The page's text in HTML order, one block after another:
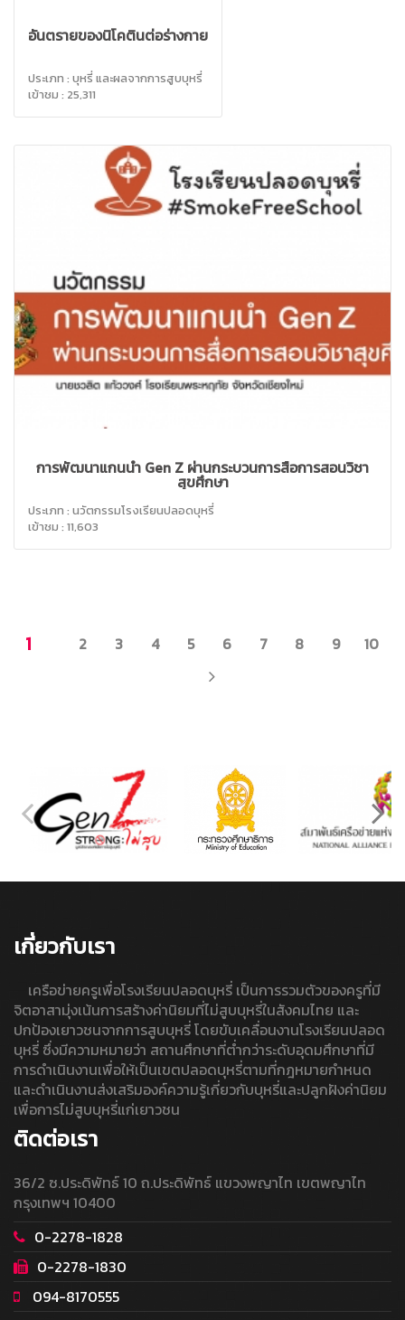
อันตรายของนิโคตินต่อร่างกาย
ประเภท : บุหรี่ และผลจากการสูบบุหรี่
เข้าชม : 25,311
การพัฒนาแกนนำ Gen Z ผ่านกระบวนการสื่อการสอนวิชา
สุขศึกษา
ประเภท : นวัตกรรมโรงเรียนปลอดบุหรี่
เข้าชม : 11,603
1 2 3 4 5 6 7 8 9 10
NEXT
เกี่ยวกับเรา
เครือข่ายครูเพื่อโรงเรียนปลอดบุหรี่ เป็นการรวมตัวของครูที่มี
จิตอาสามุ่งเน้นการสร้างค่านิยมที่ไม่สูบบุหรี่ในสังคมไทย และ
ปกป้องเยาวชนจากการสูบบุหรี่ โดยขับเคลื่อนงานโรงเรียนปลอด
บุหรี่ ซึ่งมีความหมายว่า สถานศึกษาที่ต่ำกว่าระดับอุดมศึกษาที่มี
การดำเนินงานเพื่อให้เป็นเขตปลอดบุหรี่ตามที่กฎหมายกำหนด
และดำเนินงานส่งเสริมองค์ความรู้เกี่ยวกับบุหรี่และปลูกฝังค่านิยม
เพื่อการไม่สูบบุหรี่แก่เยาวชน
ติดต่อเรา
36/2 ซ.ประดิพัทธ์ 10 ถ.ประดิพัทธ์ แขวงพญาไท เขตพญาไท
กรุงเทพฯ 10400
0-2278-1828
0-2278-1830
094-8170555